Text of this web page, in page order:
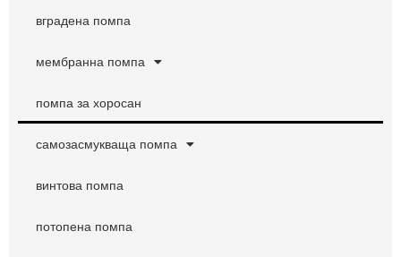
вградена помпа
мембранна помпа
помпа за хоросан
самозасмукваща помпа
винтова помпа
потопена помпа